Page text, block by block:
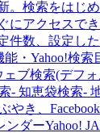
。検索をはじ
にアクセスで
件数、設定し
・Yahoo!検索
ブ検索(デフ
- 知恵袋検索-
やき、
ンダーYahoo!